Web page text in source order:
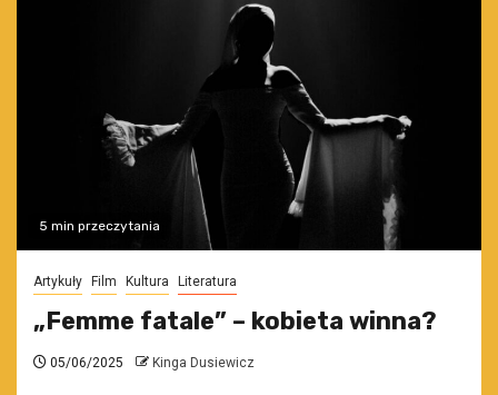
5 min przeczytania
Artykuły Film Kultura Literatura
„Femme fatale” – kobieta winna?
05/06/2025 Kinga Dusiewicz